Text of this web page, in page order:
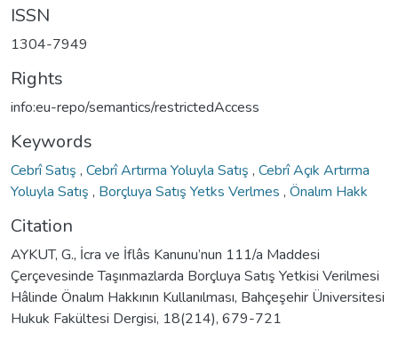
ISSN
1304-7949
Rights
info:eu-repo/semantics/restrictedAccess
Keywords
Cebrî Satış , Cebrî Artırma Yoluyla Satış , Cebrî Açık Artırma
Yoluyla Satış , Borçluya Satış Yetks Verlmes , Önalım Hakk
Citation
AYKUT, G., İcra ve İflâs Kanunu’nun 111/a Maddesi
Çerçevesinde Taşınmazlarda Borçluya Satış Yetkisi Verilmesi
Hâlinde Önalım Hakkının Kullanılması, Bahçeşehir Üniversitesi
Hukuk Fakültesi Dergisi, 18(214), 679-721